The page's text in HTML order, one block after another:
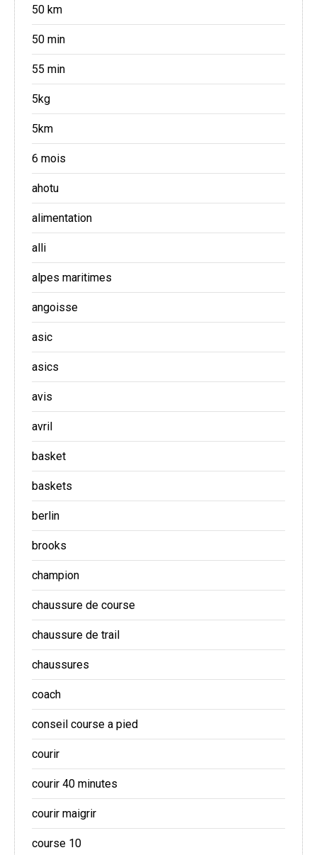
50 km
50 min
55 min
5kg
5km
6 mois
ahotu
alimentation
alli
alpes maritimes
angoisse
asic
asics
avis
avril
basket
baskets
berlin
brooks
champion
chaussure de course
chaussure de trail
chaussures
coach
conseil course a pied
courir
courir 40 minutes
courir maigrir
course 10